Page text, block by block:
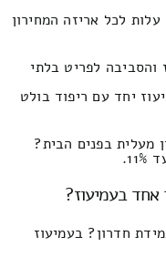
לכל אריזה המחירון
והסביבה לפריט בלתי
יחד עם ריפוד בולט
מעלית בפנים הבית?
בעמיעוז?
חדרון? בעמיעוז